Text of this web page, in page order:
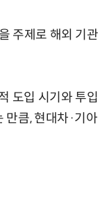
주제로 해외 기관
도입 시기와 투입
만큼, 현대차·기아